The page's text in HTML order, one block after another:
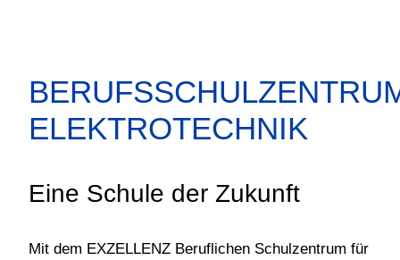
ELEKTROTECHNIK
Eine Schule der Zukunft
Mit dem EXZELLENZ Beruflichen Schulzentrum für